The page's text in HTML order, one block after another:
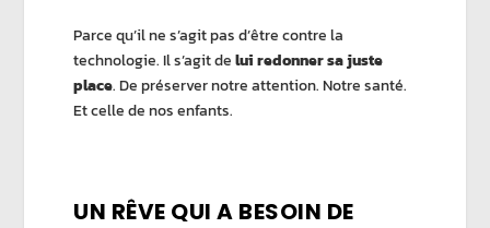
Parce qu’il ne s’agit pas d’être contre la
technologie. Il s’agit delui redonner sa juste
place. De préserver notre attention. Notre santé.
Et celle de nos enfants.
UN RÊVE QUI A BESOIN DE